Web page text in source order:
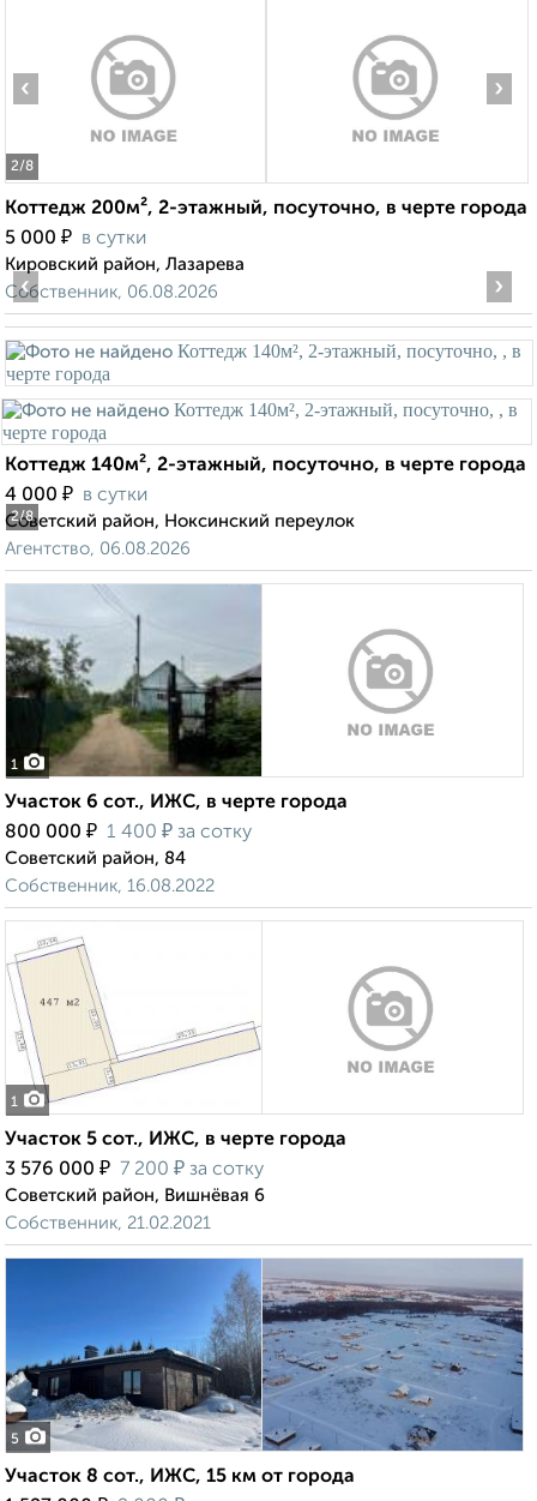
2/8
‹ ›
Коттедж 200м², 2-этажный, посуточно, в черте города
5 000 ₽ в сутки
Кировский район, Лазарева
Собственник, 06.08.2026
2/8
‹ ›
Коттедж 140м², 2-этажный, посуточно, в черте города
4 000 ₽ в сутки
Советский район, Ноксинский переулок
Агентство, 06.08.2026
1
Участок 6 сот., ИЖС, в черте города
800 000 ₽ 1 400 ₽ за сотку
Советский район, 84
Собственник, 16.08.2022
1
Участок 5 сот., ИЖС, в черте города
3 576 000 ₽ 7 200 ₽ за сотку
Советский район, Вишнёвая 6
Собственник, 21.02.2021
5
Участок 8 сот., ИЖС, 15 км от города